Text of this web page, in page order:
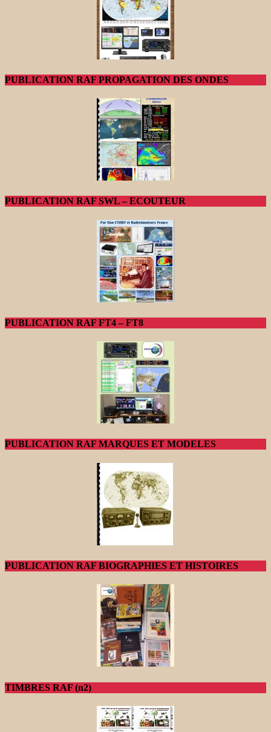
PUBLICATION RAF PROPAGATION DES ONDES
PUBLICATION RAF SWL – ECOUTEUR
PUBLICATION RAF FT4 – FT8
PUBLICATION RAF MARQUES ET MODELES
PUBLICATION RAF BIOGRAPHIES ET HISTOIRES
TIMBRES RAF (n2)